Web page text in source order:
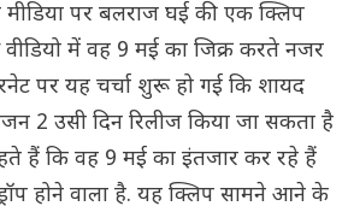
पर बलराज घई की एक क्लिप
वीडियो में वह 9 मई का जिक्र करते नजर
पर यह चर्चा शुरू हो गई कि शायद
2 उसी दिन रिलीज किया जा सकता है
हैं कि वह 9 मई का इंतजार कर रहे हैं
होने वाला है. यह क्लिप सामने आने के